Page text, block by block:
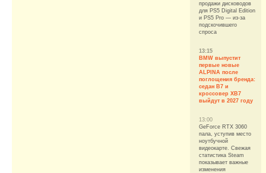
продажи дисководов
для PS5 Digital Edition
и PS5 Pro — из-за
подскочившего
спроса
13:15
BMW выпустит
первые новые
ALPINA после
поглощения бренда:
седан B7 и
кроссовер XB7
выйдут в 2027 году
13:00
GeForce RTX 3060
пала, уступив место
ноутбучной
видеокарте. Свежая
статистика Steam
показывает важные
изменения